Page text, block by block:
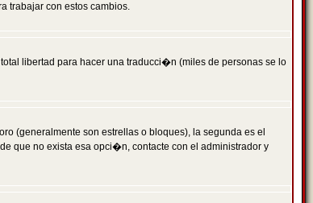
trabajar con estos cambios.
libertad para hacer una traducci�n (miles de personas se lo
(generalmente son estrellas o bloques), la segunda es el
que no exista esa opci�n, contacte con el administrador y